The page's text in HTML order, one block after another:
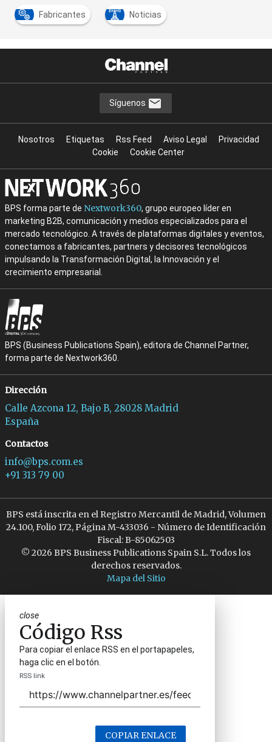
Fabricantes Noticias
Síguenos
Nosotros Etiquetas Rss Feed Aviso Legal
Privacidad
Cookie
Cookie Center
BPS forma parte de Nextwork360, grupo europeo líder en
marketing B2B, comunicación y medios especializados para el
mercado tecnológico. A través de plataformas digitales y eventos,
conectamos a fabricantes, partners y decisores tecnológicos
impulsando la Transformación Digital, la Innovación y el
crecimiento empresarial.
BPS (Business Publications Spain), editora de Channel Partner,
forma parte de Nextwork360.
Dirección
Calle Azcona 12, Bajo B, 28028 Madrid
España
Contactos
info@bps.com.es
+91 313 79 00
BPS está inscrita en el Registro Mercantil de Madrid, Volumen
24.100, Folio 172, Página M-433036 - Número de Identificación
Fiscal: B-85062503
© 2026 BPS Business Publications Spain S.L. Todos los
derechos reservados.
Mapa del Sitio
close
Código Rss
Para copiar el enlace RSS en el portapapeles,
haga clic en el botón.
RSS link
COPIAR ENLACE